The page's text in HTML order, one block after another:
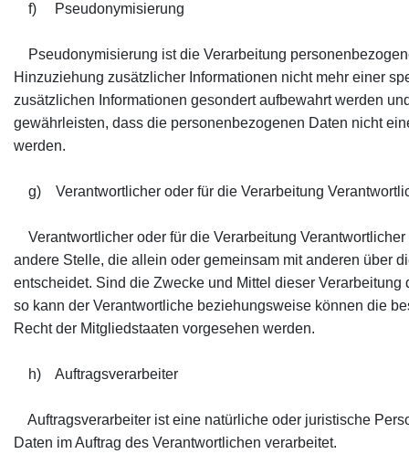
f) Pseudonymisierung
Pseudonymisierung ist die Verarbeitung
Hinzuziehung zusätzlicher Informationen nicht mehr einer
zusätzlichen Informationen gesondert aufbewahrt werden
gewährleisten, dass die personenbezogenen Daten nicht
werden.
g) Verantwortlicher oder für die Verarbeitung
Verantwortlicher oder für die Verarbeitung
andere Stelle, die allein oder gemeinsam mit anderen über
entscheidet. Sind die Zwecke und Mittel dieser
so kann der Verantwortliche beziehungsweise können die
Recht der Mitgliedstaaten vorgesehen werden.
h) Auftragsverarbeiter
Auftragsverarbeiter ist eine natürliche oder juristische
Daten im Auftrag des Verantwortlichen verarbeitet.